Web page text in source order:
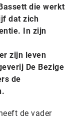
die werkt
dat zich
In zijn
zijn leven
De Bezige
de
de vader